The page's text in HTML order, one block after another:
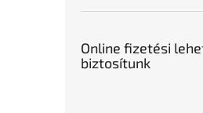
Online fizetési
biztosítunk